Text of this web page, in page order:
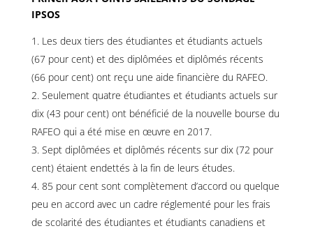
IPSOS
Les deux tiers des étudiantes et étudiants actuels
(67 pour cent) et des diplômées et diplômés récents
(66 pour cent) ont reçu une aide financière du RAFEO.
Seulement quatre étudiantes et étudiants actuels sur
dix (43 pour cent) ont bénéficié de la nouvelle bourse du
RAFEO qui a été mise en œuvre en 2017.
Sept diplômées et diplômés récents sur dix (72 pour
cent) étaient endettés à la fin de leurs études.
85 pour cent sont complètement d’accord ou quelque
peu en accord avec un cadre réglementé pour les frais
de scolarité des étudiantes et étudiants canadiens et